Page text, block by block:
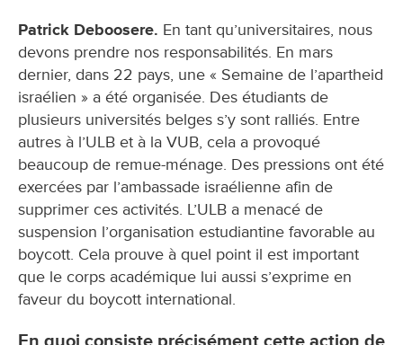
Patrick Deboosere. En tant qu’universitaires, nous
devons prendre nos responsabilités. En mars
dernier, dans 22 pays, une « Semaine de l’apartheid
israélien » a été organisée. Des étudiants de
plusieurs universités belges s’y sont ralliés. Entre
autres à l’ULB et à la VUB, cela a provoqué
beaucoup de remue-ménage. Des pressions ont été
exercées par l’ambassade israélienne afin de
supprimer ces activités. L’ULB a menacé de
suspension l’organisation estudiantine favorable au
boycott. Cela prouve à quel point il est important
que le corps académique lui aussi s’exprime en
faveur du boycott international.